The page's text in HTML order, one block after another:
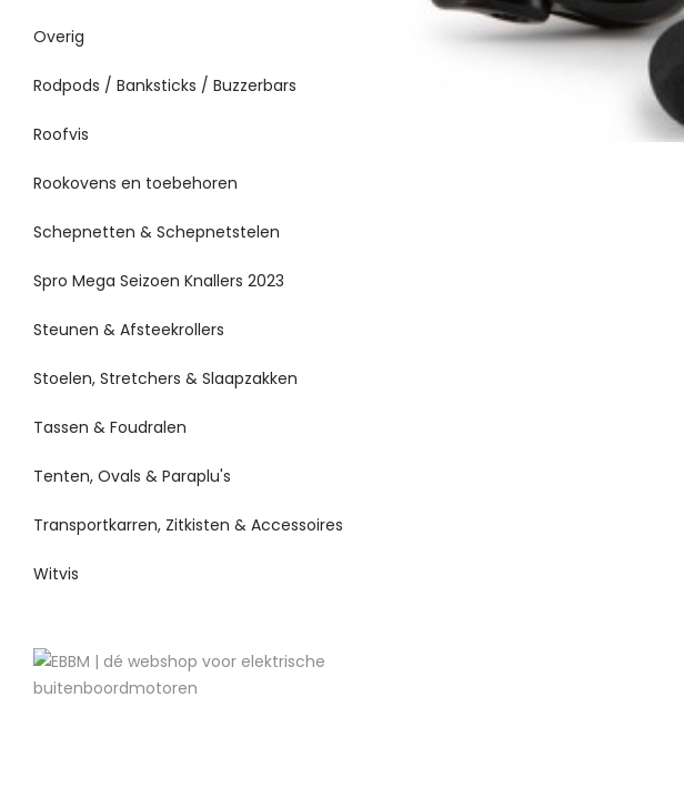
Overig
Rodpods / Banksticks / Buzzerbars
Roofvis
Rookovens en toebehoren
Schepnetten & Schepnetstelen
Spro Mega Seizoen Knallers 2023
Steunen & Afsteekrollers
Stoelen, Stretchers & Slaapzakken
Tassen & Foudralen
Tenten, Ovals & Paraplu's
Transportkarren, Zitkisten & Accessoires
Witvis